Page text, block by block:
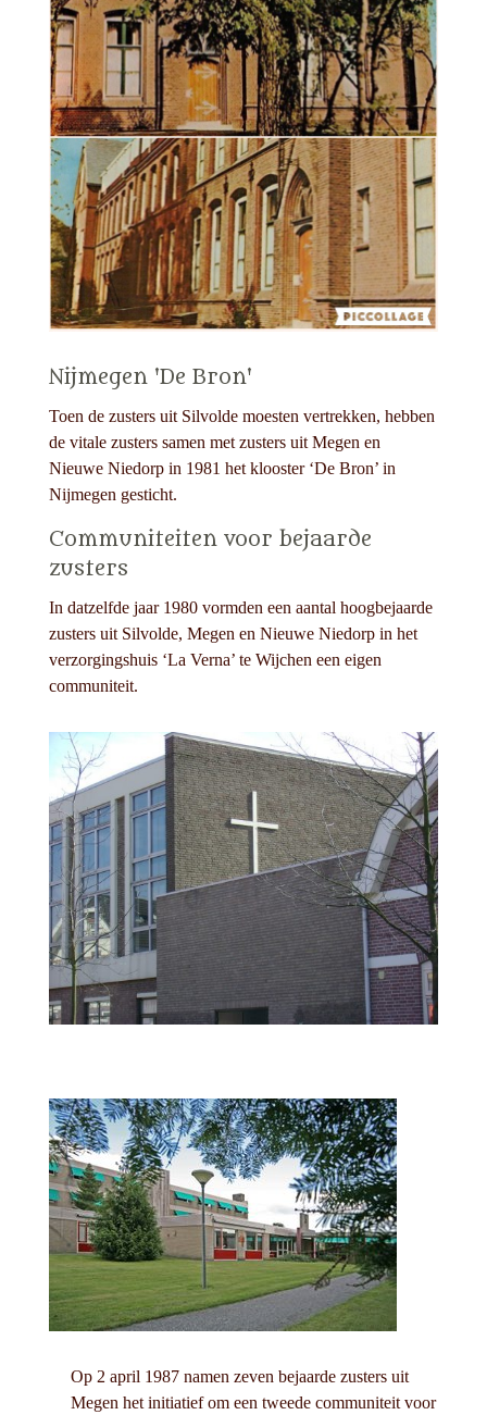
Nijmegen 'De Bron'
Toen de zusters uit Silvolde moesten vertrekken, hebben
de vitale zusters samen met zusters uit Megen en
Nieuwe Niedorp in 1981 het klooster ‘De Bron’ in
Nijmegen gesticht.
Communiteiten voor bejaarde
zusters
In datzelfde jaar 1980 vormden een aantal hoogbejaarde
zusters uit Silvolde, Megen en Nieuwe Niedorp in het
verzorgingshuis ‘La Verna’ te Wijchen een eigen
communiteit.
Op 2 april 1987 namen zeven bejaarde zusters uit
Megen het initiatief om een tweede communiteit voor